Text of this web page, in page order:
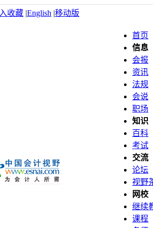
入收藏 |English |移动版
首页
信息
会报
资讯
法规
会说
职场
知识
百科
考试
交流
论坛
视野
网校
继续
课程